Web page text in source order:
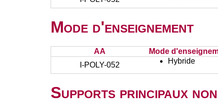
Mode d'enseignement
AA
Mode
I-POLY-052
Hybride
Supports principaux